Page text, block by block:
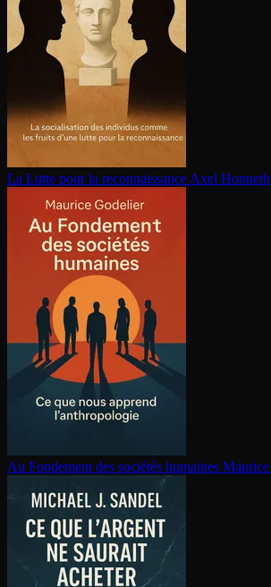
La Lutte pour la re­con­nais­sance Axel Honneth
Au Fondement des sociétés humaines